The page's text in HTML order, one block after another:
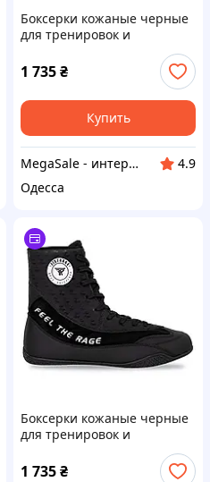
Боксерки кожаные черные
для тренировок и
соревнований Fistrage Fight
Gear 6448 размер 45 Black
1 735₴
Купить
MegaSale - интернет-супермаркет
4.9
Одесса
Боксерки кожаные черные
для тренировок и
соревнований Fistrage Fight
Gear 6448 размер 42 Black
1 735₴